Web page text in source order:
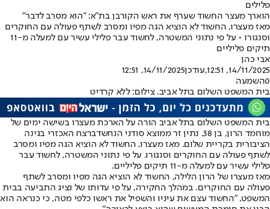
פלילים
הוארך מעצר החשוד שערף את ראש הקורבן בת"א: "הוא מסרב לדבר"
מאז מעצרו, החשוד לא הוציא הגה מפיו ומסרב לשתף פעולה עם החוקרים
וסנגורו • על פי נתוני המשטרה, לחשוד עבר פלילי עשיר עם למעלה מ-11
תיקים פליליים
אבי כהן
14/11/2025, 12:51
,עודכן14/11/2025, 12:51
0השמעה
בית המשפט השלום בתל אביב. צילום: ללא קרדיט
בית המשפט השלום בתל אביב הורה על הארכת מעצרו בשישה ימים של
מוחמד הרון, בן 38, נתין זר ממוצא סודני הנחשד
ברצח האכזרי בגינה
הציבורית בקריית שלום. מאז מעצרו, החשוד לא הוציא הגה מפיו ומסרב
לשתף פעולה עם החוקרים וסנגורו. על פי נתוני המשטרה, לחשוד עבר
פלילי עשיר עם למעלה מ-11 תיקים פליליים.
מאז מעצרו של הרון הלילה, החשוד לא הוציא הגה מפיו ומסרב לשתף
פעולה עם החוקרים. במהלך החקירה, על פי עדותו של נציג התביעה בבית
המשפט, "החשוד עצם את עיניו והשפיל את ראשו כלפי מטה, כי כנראה הוא